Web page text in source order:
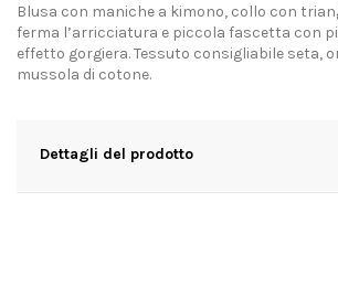
Blusa con maniche a kimono, collo con
ferma l’arricciatura e piccola fascetta con
effetto gorgiera. Tessuto consigliabile seta,
mussola di cotone.
Dettagli del prodotto